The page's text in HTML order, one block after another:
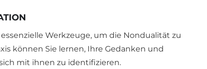
Werkzeuge, um die Nondualität zu
können Sie lernen, Ihre Gedanken und
mit ihnen zu identifizieren.